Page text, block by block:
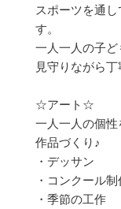
スポーツを通
す。
一人一人の子ど
見守りながら丁
☆アート☆
一人一人の個性
作品づくり♪
・デッサン
・コンクール
・季節の工作